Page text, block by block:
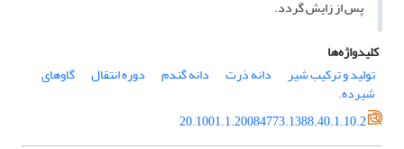
پس از زایش گردد.
کلیدواژه‌ها
تولید و ترکیب شیر
دانه ذرت دانه گندم دوره انتقال گاوهای
شیرده.
20.1001.1.20084773.1388.40.1.10.2